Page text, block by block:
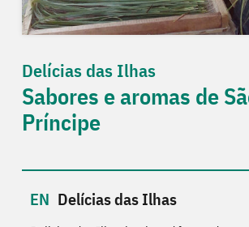
Delícias das Ilhas
Sabores e aromas de
Príncipe
Delícias das Ilhas